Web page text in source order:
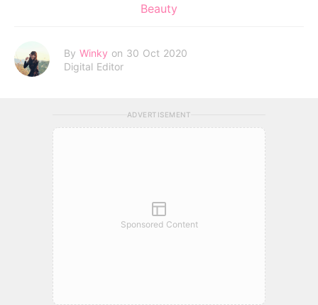
Beauty
By Winky on 30 Oct 2020
Digital Editor
ADVERTISEMENT
Sponsored Content